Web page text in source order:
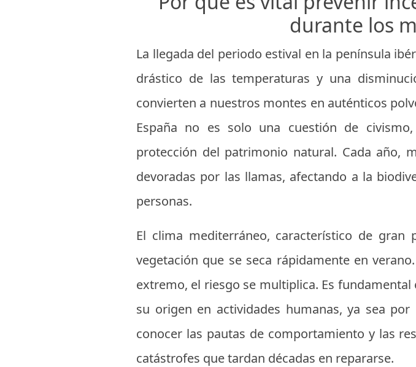
durante los
La llegada del periodo estival en la península
drástico de las temperaturas y una
convierten a nuestros montes en auténticos
España no es solo una cuestión de
protección del patrimonio natural. Cada año,
devoradas por las llamas, afectando a la
personas.
El clima mediterráneo, característico de
vegetación que se seca rápidamente en
extremo, el riesgo se multiplica. Es
su origen en actividades humanas, ya sea
conocer las pautas de comportamiento y las
catástrofes que tardan décadas en repararse.